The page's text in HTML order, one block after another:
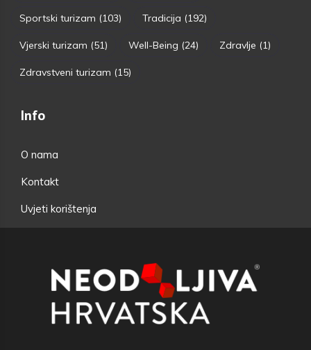
Sportski turizam (103) Tradicija (192)
Vjerski turizam (51) Well-Being (24) Zdravlje (1)
Zdravstveni turizam (15)
Info
O nama
Kontakt
Uvjeti korištenja